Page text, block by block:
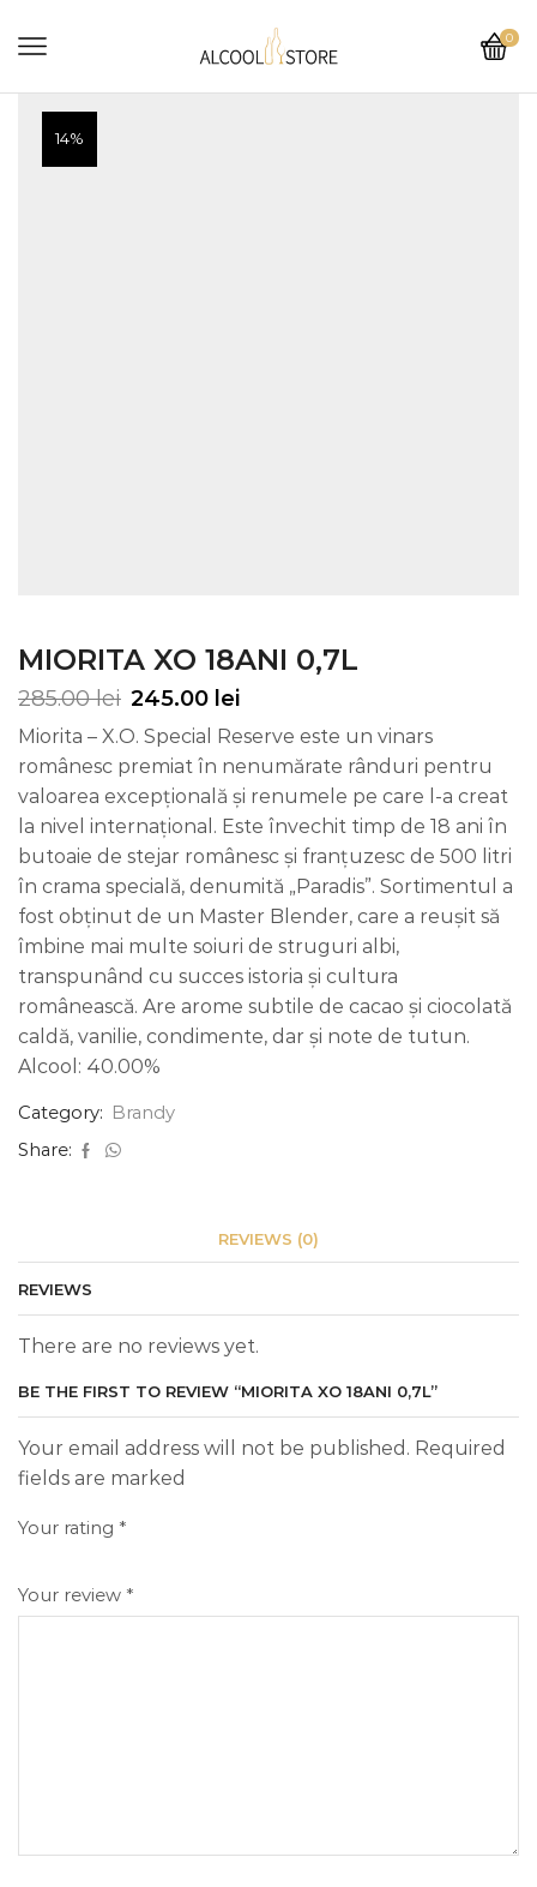
0
14%
MIORITA XO 18ANI 0,7L
285.00lei 245.00 lei
Miorita – X.O. Special Reserve este un vinars
românesc premiat în nenumărate rânduri pentru
valoarea excepțională și renumele pe care l-a creat
la nivel internațional. Este învechit timp de 18 ani în
butoaie de stejar românesc și franțuzesc de 500 litri
în crama specială, denumită „Paradis”. Sortimentul a
fost obținut de un Master Blender, care a reușit să
îmbine mai multe soiuri de struguri albi,
transpunând cu succes istoria și cultura
românească. Are arome subtile de cacao și ciocolată
caldă, vanilie, condimente, dar și note de tutun.
Alcool: 40.00%
Category: Brandy
Share:
REVIEWS (0)
REVIEWS
There are no reviews yet.
BE THE FIRST TO REVIEW “MIORITA XO 18ANI 0,7L”
Your email address will not be published. Required
fields are marked
Your rating *
Your review *